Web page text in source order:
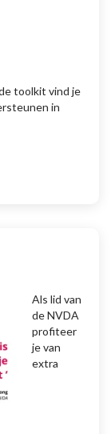
toolkit vind je
in
Als lid van
de NVDA
profiteer
je van
extra